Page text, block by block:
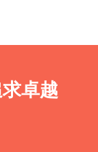
卓越